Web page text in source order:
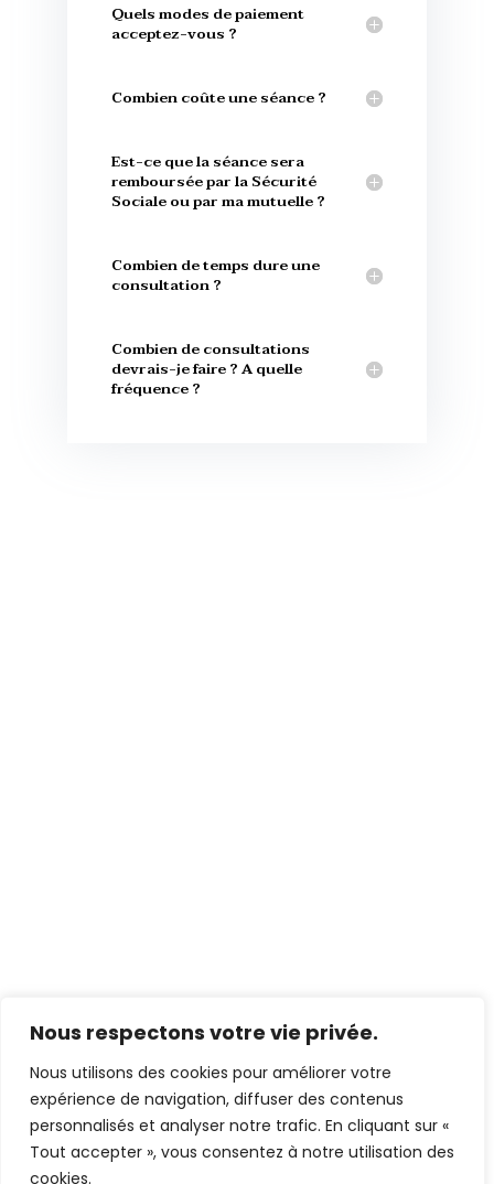
Nous respectons votre vie privée.
Nous utilisons des cookies pour améliorer votre
expérience de navigation, diffuser des contenus
personnalisés et analyser notre trafic. En cliquant sur «
Tout accepter », vous consentez à notre utilisation des
cookies.
Quels modes de paiement
acceptez-vous ?
Combien coûte une séance ?
Est-ce que la séance sera
remboursée par la Sécurité
Sociale ou par ma mutuelle ?
Combien de temps dure une
consultation ?
Combien de consultations
devrais-je faire ? A quelle
fréquence ?